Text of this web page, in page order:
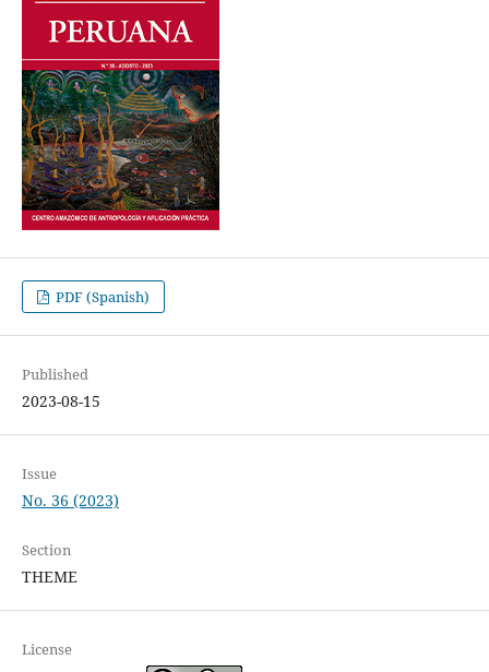
PDF (Spanish)
Published
2023-08-15
Issue
No. 36 (2023)
Section
THEME
License